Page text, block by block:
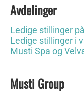
Avdelinger
Ledige stillinger
Ledige stillinger i
Musti Spa og
Musti Group